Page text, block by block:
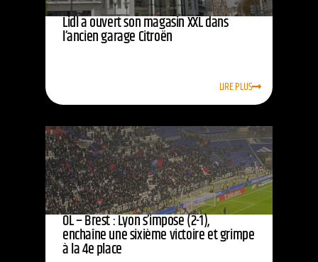
Lidl a ouvert son magasin XXL dans
l’ancien garage Citroën
LIRE PLUS
OL – Brest : Lyon s’impose (2-1),
enchaîne une sixième victoire et grimpe
à la 4e place